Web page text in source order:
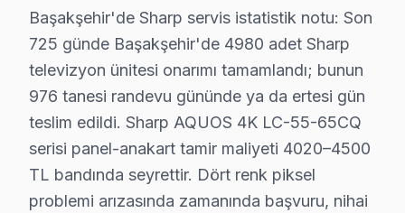
C: Evet, Başakşehir genelinde ücretsiz kapıdan
S: Başakşehir'de Sharp Smart görüntüleme sistemi
C: Evet; servisimizde Android TV, Tizen, WebOS,
S: Başakşehir'de söz konusu model televizyon
C: Başakşehir servisimizde Sharp AQUOS NET+
S: Başakşehir'de Sharp AQUOS 4K LC-55-65CQ
C: Başakşehir'de AQUOS 4K LC-55-65CQ serisi
Başakşehir'de Sharp servis istatistik notu: Son
725 günde Başakşehir'de 4980 adet Sharp
televizyon ünitesi onarımı tamamlandı; bunun
976 tanesi randevu gününde ya da ertesi gün
teslim edildi. Sharp AQUOS 4K LC-55-65CQ
serisi panel-anakart tamir maliyeti 4020–4500
TL bandında seyrettir. Dört renk piksel
problemi arızasında zamanında başvuru, nihai